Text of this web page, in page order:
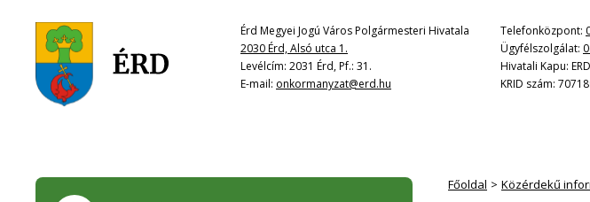
Érd Megyei Jogú Város Polgármesteri Hivatala
2030 Érd, Alsó utca 1.
Levélcím: 2031 Érd, Pf.: 31.
E-mail: onkormanyzat@erd.hu
Telefonközpont:
Ügyfélszolgálat:
Hivatali Kapu:
KRID szám:
Főoldal Közérdekű